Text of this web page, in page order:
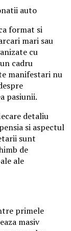
auto
format si
mari sau
cu
cadru
manifestari nu
pasiunii.
detaliu
si aspectul
sunt
de
ale
primele
masiv